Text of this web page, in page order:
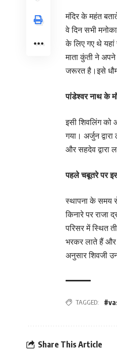
मंदिर के महंत
वे दिन सभी
के लिए गए थे यहां
माता कुंती ने
जरूरत है।इसे
पांडेश्वर नाथ के
इसी शिवलिंग को
गया। अर्जुन
और सहदेव द्वारा
पहले चबूतरे पर
स्थापना के समय
किनारे पर राजा
परिसर में स्थित
भरकर लाते हैं और
अनुसार शिवजी
TAGGED:
Share This Article